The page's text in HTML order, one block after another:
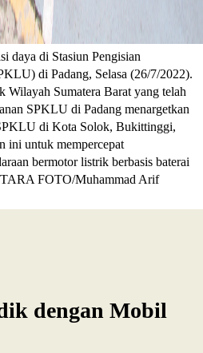
daya di Stasiun Pengisian
di Padang, Selasa (26/7/2022).
Sumatera Barat yang telah
SPKLU di Padang menargetkan
di Kota Solok, Bukittinggi,
ini untuk mempercepat
bermotor listrik berbasis baterai
FOTO/Muhammad Arif
dengan Mobil